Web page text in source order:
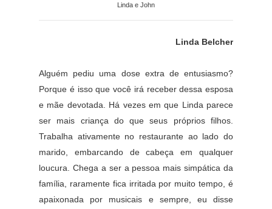
Linda e John
Linda Belcher
Alguém pediu uma dose extra de entusiasmo?
Porque é isso que você irá receber dessa esposa
e mãe devotada. Há vezes em que Linda parece
ser mais criança do que seus próprios filhos.
Trabalha ativamente no restaurante ao lado do
marido, embarcando de cabeça em qualquer
loucura. Chega a ser a pessoa mais simpática da
família, raramente fica irritada por muito tempo, é
apaixonada por musicais e sempre, eu disse